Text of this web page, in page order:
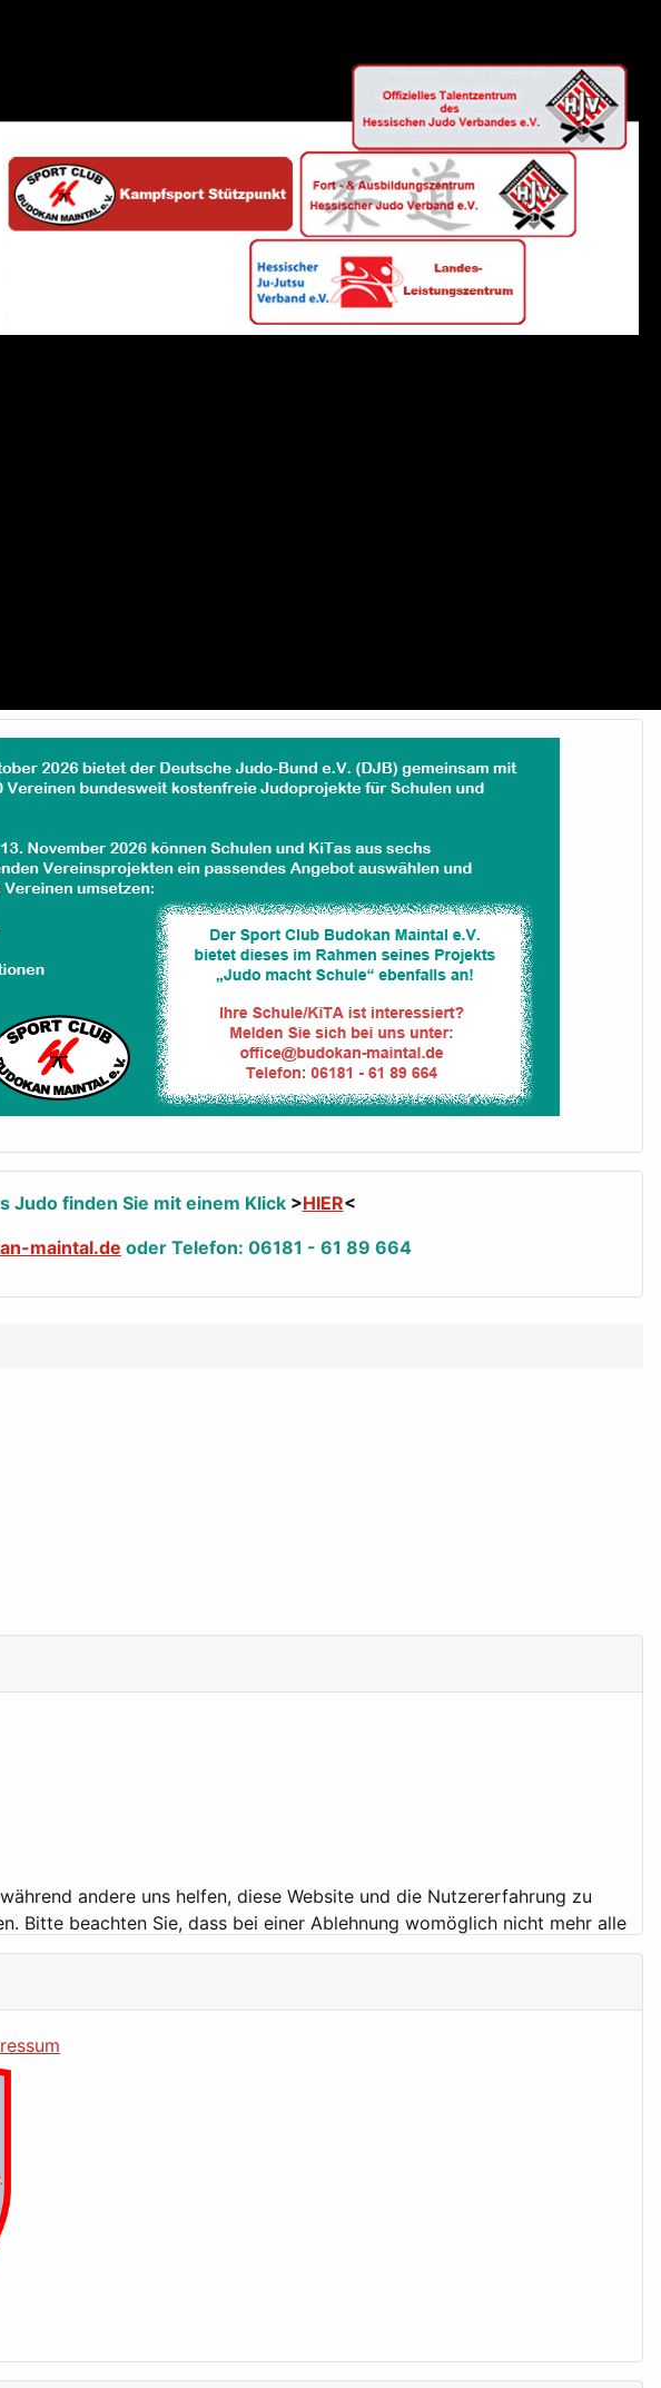
Judo finden Sie mit einem Klick>HIER<
maintal.de oder Telefon: 06181 - 61 89 664
andere uns helfen, diese Website und die Nutzererfahrung zu
Bitte beachten Sie, dass bei einer Ablehnung womöglich nicht mehr alle